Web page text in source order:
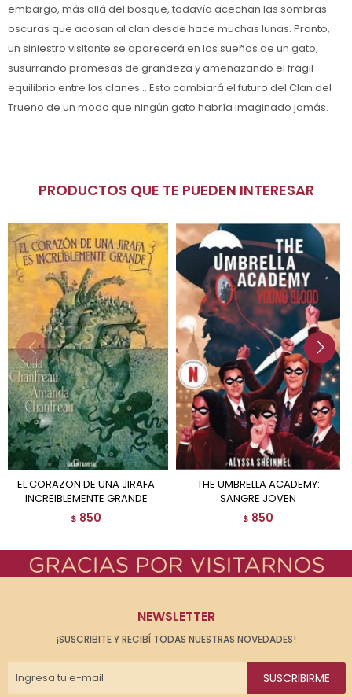
embargo, más allá del bosque, todavía acechan las sombras
oscuras que acosan al clan desde hace muchas lunas. Pronto,
un siniestro visitante se aparecerá en los sueños de un gato,
susurrando promesas de grandeza y amenazando el frágil
equilibrio entre los clanes... Esto cambiará el futuro del Clan del
Trueno de un modo que ningún gato habría imaginado jamás.
PRODUCTOS QUE TE PUEDEN INTERESAR
EL CORAZON DE UNA JIRAFA
INCREIBLEMENTE GRANDE
$ 850
THE UMBRELLA ACADEMY:
SANGRE JOVEN
$ 850
NEWSLETTER
¡SUSCRIBITE Y RECIBÍ TODAS NUESTRAS NOVEDADES!
SUSCRIBIRME